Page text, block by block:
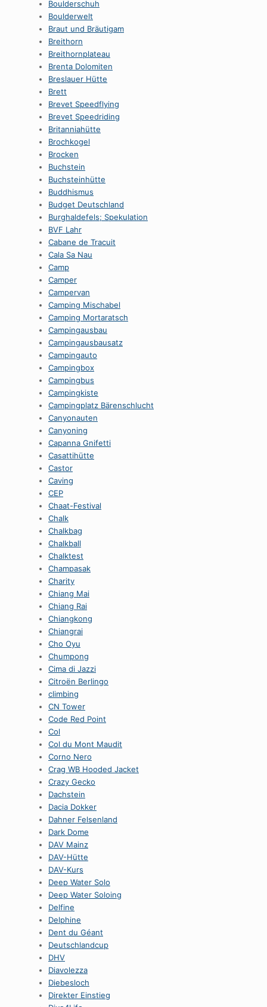
Boulderschuh
Boulderwelt
Braut und Bräutigam
Breithorn
Breithornplateau
Brenta Dolomiten
Breslauer Hütte
Brett
Brevet Speedflying
Brevet Speedriding
Britanniahütte
Brochkogel
Brocken
Buchstein
Buchsteinhütte
Buddhismus
Budget Deutschland
Burghaldefels; Spekulation
BVF Lahr
Cabane de Tracuit
Cala Sa Nau
Camp
Camper
Campervan
Camping Mischabel
Camping Mortaratsch
Campingausbau
Campingausbausatz
Campingauto
Campingbox
Campingbus
Campingkiste
Campingplatz Bärenschlucht
Canyonauten
Canyoning
Capanna Gnifetti
Casattihütte
Castor
Caving
CEP
Chaat-Festival
Chalk
Chalkbag
Chalkball
Chalktest
Champasak
Charity
Chiang Mai
Chiang Rai
Chiangkong
Chiangrai
Cho Oyu
Chumpong
Cima di Jazzi
Citroën Berlingo
climbing
CN Tower
Code Red Point
Col
Col du Mont Maudit
Corno Nero
Crag WB Hooded Jacket
Crazy Gecko
Dachstein
Dacia Dokker
Dahner Felsenland
Dark Dome
DAV Mainz
DAV-Hütte
DAV-Kurs
Deep Water Solo
Deep Water Soloing
Delfine
Delphine
Dent du Géant
Deutschlandcup
DHV
Diavolezza
Diebesloch
Direkter Einstieg